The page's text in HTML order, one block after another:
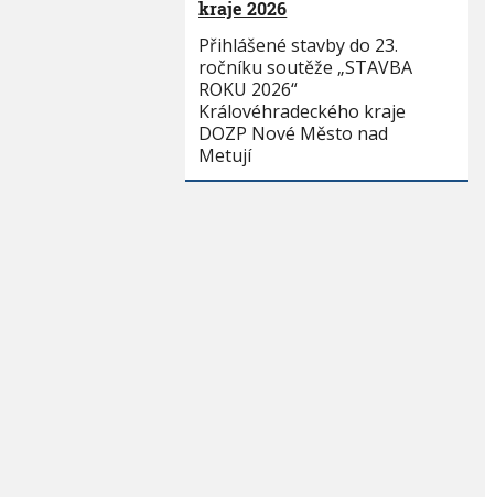
kraje 2026
Přihlášené stavby do 23.
ročníku soutěže „STAVBA
ROKU 2026“
Královéhradeckého kraje
DOZP Nové Město nad
Metují